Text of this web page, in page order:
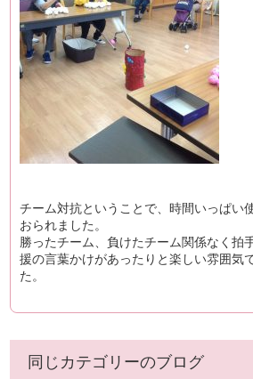
チーム対抗ということで、時間いっぱい
おられました。
勝ったチーム、負けたチーム関係なく拍
援の言葉かけがあったりと楽しい雰囲気
た。
同じカテゴリーのブログ